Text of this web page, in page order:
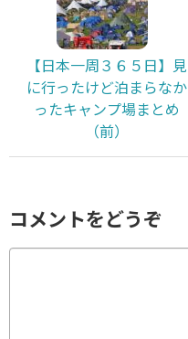
【日本一周３６５日】見
に行ったけど泊まらなか
ったキャンプ場まとめ
（前）
コメントをどうぞ